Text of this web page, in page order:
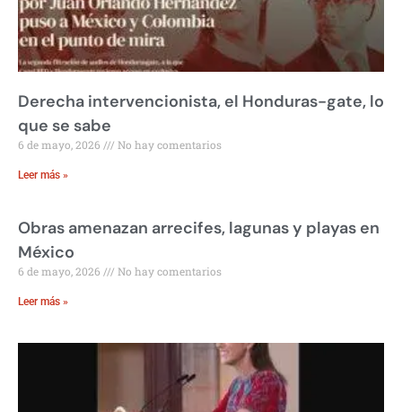
Derecha intervencionista, el Honduras-gate, lo
que se sabe
6 de mayo, 2026 No hay comentarios
Leer más »
Obras amenazan arrecifes, lagunas y playas en
México
6 de mayo, 2026 No hay comentarios
Leer más »